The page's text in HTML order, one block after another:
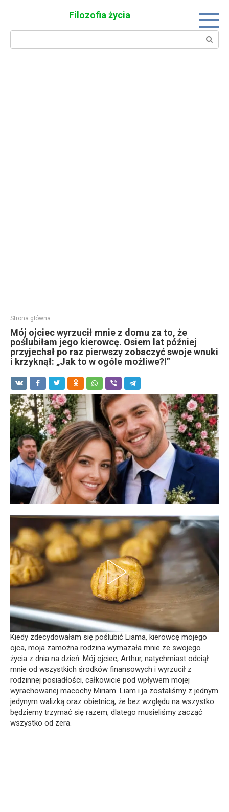
Filozofia życia
Search:
Strona główna
Mój ojciec wyrzucił mnie z domu za to, że
poślubiłam jego kierowcę. Osiem lat później
przyjechał po raz pierwszy zobaczyć swoje wnuki
i krzyknął: „Jak to w ogóle możliwe?!”
Kiedy zdecydowałam się poślubić Liama, kierowcę mojego
ojca, moja zamożna rodzina wymazała mnie ze swojego
życia z dnia na dzień. Mój ojciec, Arthur, natychmiast odciął
mnie od wszystkich środków finansowych i wyrzucił z
rodzinnej posiadłości, całkowicie pod wpływem mojej
wyrachowanej macochy Miriam. Liam i ja zostaliśmy z jednym
jedynym walizką oraz obietnicą, że bez względu na wszystko
będziemy trzymać się razem, dlatego musieliśmy zacząć
wszystko od zera.